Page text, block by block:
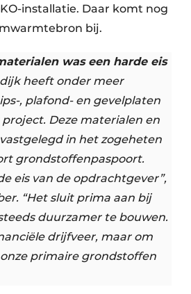
installatie. Daar komt nog
bij.
was een harde eis
heeft onder meer
, plafond- en gevelplaten
Deze materialen en
in het zogeheten
grondstoffenpaspoort.
eis van de opdrachtgever”,
“Het sluit prima aan bij
duurzamer te bouwen.
drijfveer, maar om
primaire grondstoffen